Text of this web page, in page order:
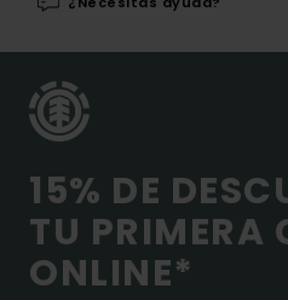
15% DE
TU PRIMERA
ONLINE*